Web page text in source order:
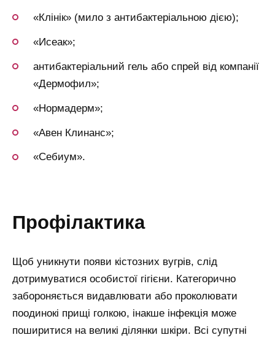
«Клінік» (мило з антибактеріальною дією);
«Исеак»;
антибактеріальний гель або спрей від компанії
«Дермофил»;
«Нормадерм»;
«Авен Клинанс»;
«Себиум».
профілактика
Щоб уникнути появи кістозних вугрів, слід
дотримуватися особистої гігієни. Категорично
забороняється видавлювати або проколювати
поодинокі прищі голкою, інакше інфекція може
поширитися на великі ділянки шкіри. Всі супутні